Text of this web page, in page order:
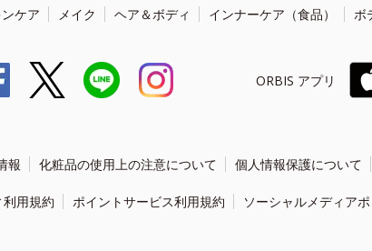
ケア メイク ヘア＆ボディ インナーケア（食品） ボ
ORBIS アプリ
報 化粧品の使用上の注意について 個人情報保護について
用規約 ポイントサービス利用規約 ソーシャルメディア